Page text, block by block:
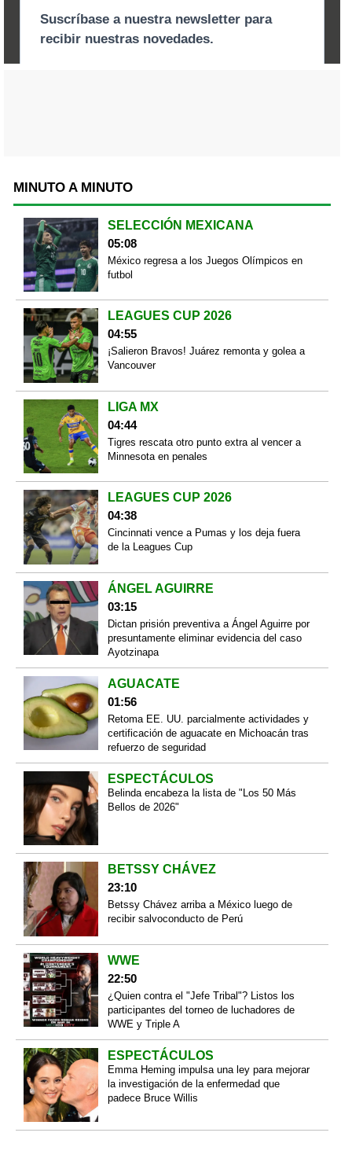
MINUTO A MINUTO
SELECCIÓN MEXICANA
05:08
México regresa a los Juegos Olímpicos en
futbol
LEAGUES CUP 2026
04:55
¡Salieron Bravos! Juárez remonta y golea a
Vancouver
LIGA MX
04:44
Tigres rescata otro punto extra al vencer a
Minnesota en penales
LEAGUES CUP 2026
04:38
Cincinnati vence a Pumas y los deja fuera
de la Leagues Cup
ÁNGEL AGUIRRE
03:15
Dictan prisión preventiva a Ángel Aguirre por
presuntamente eliminar evidencia del caso
Ayotzinapa
AGUACATE
01:56
Retoma EE. UU. parcialmente actividades y
certificación de aguacate en Michoacán tras
refuerzo de seguridad
ESPECTÁCULOS
Belinda encabeza la lista de "Los 50 Más
Bellos de 2026"
BETSSY CHÁVEZ
23:10
Betssy Chávez arriba a México luego de
recibir salvoconducto de Perú
WWE
22:50
¿Quien contra el "Jefe Tribal"? Listos los
participantes del torneo de luchadores de
WWE y Triple A
ESPECTÁCULOS
Emma Heming impulsa una ley para mejorar
la investigación de la enfermedad que
padece Bruce Willis